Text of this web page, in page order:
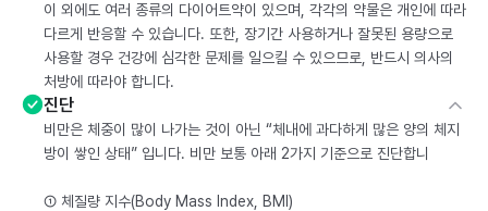
이 외에도 여러 종류의 다이어트약이 있으며, 각각의 약물은 개인에 따라
다르게 반응할 수 있습니다. 또한, 장기간 사용하거나 잘못된 용량으로
사용할 경우 건강에 심각한 문제를 일으킬 수 있으므로, 반드시 의사의
처방에 따라야 합니다.
진단
비만은 체중이 많이 나가는 것이 아닌 “체내에 과다하게 많은 양의 체지
방이 쌓인 상태” 입니다. 비만 보통 아래 2가지 기준으로 진단합니
① 체질량 지수(Body Mass Index, BMI)